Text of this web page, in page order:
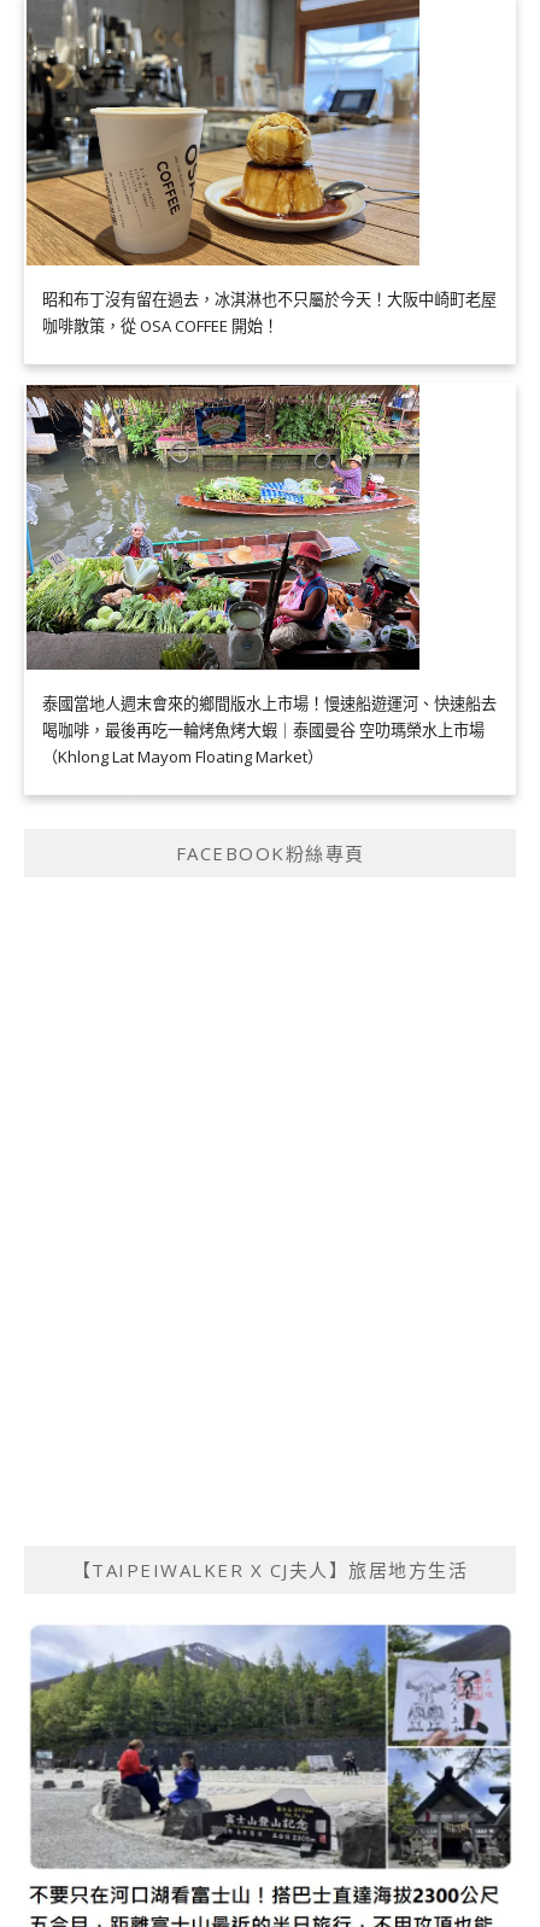
昭和布丁沒有留在過去，冰淇淋也不只屬於今天！大阪中崎町老屋
咖啡散策，從 OSA COFFEE 開始！
泰國當地人週末會來的鄉間版水上市場！慢速船遊運河、快速船去
喝咖啡，最後再吃一輪烤魚烤大蝦｜泰國曼谷 空叻瑪榮水上市場
（Khlong Lat Mayom Floating Market）
FACEBOOK粉絲專頁
【TAIPEIWALKER X CJ夫人】旅居地方生活